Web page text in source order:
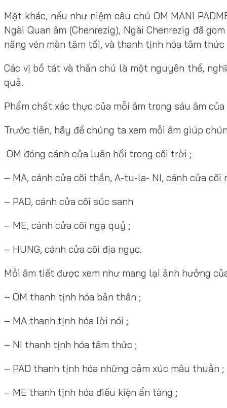
Mặt khác, nếu như niệm câu chú OM MANI
Ngài Quan âm (Chenrezig), Ngài Chenrezig đã
năng vén màn tăm tối, và thanh tịnh hóa tâm
Các vị bồ tát và thần chú là một nguyên thể,
quả.
Phẩm chất xác thực của mỗi âm trong sáu âm
Trước tiên, hãy để chúng ta xem mỗi âm giúp
OM đóng cánh cửa luân hồi trong cõi trời ;
– MA, cánh cửa cõi thần, A-tu-la- NI, cánh cửa cõi
– PAD, cánh cửa cõi súc sanh
– ME, cánh cửa cõi ngạ quỷ ;
– HUNG, cánh cửa cõi địa ngục.
Mỗi âm tiết được xem như mang lại ảnh hưởng
– OM thanh tịnh hóa bản thân ;
– MA thanh tịnh hóa lời nói ;
– NI thanh tịnh hóa tâm thức ;
– PAD thanh tịnh hóa những cảm xúc mâu thuẫn ;
– ME thanh tịnh hóa điều kiện ẩn tàng ;